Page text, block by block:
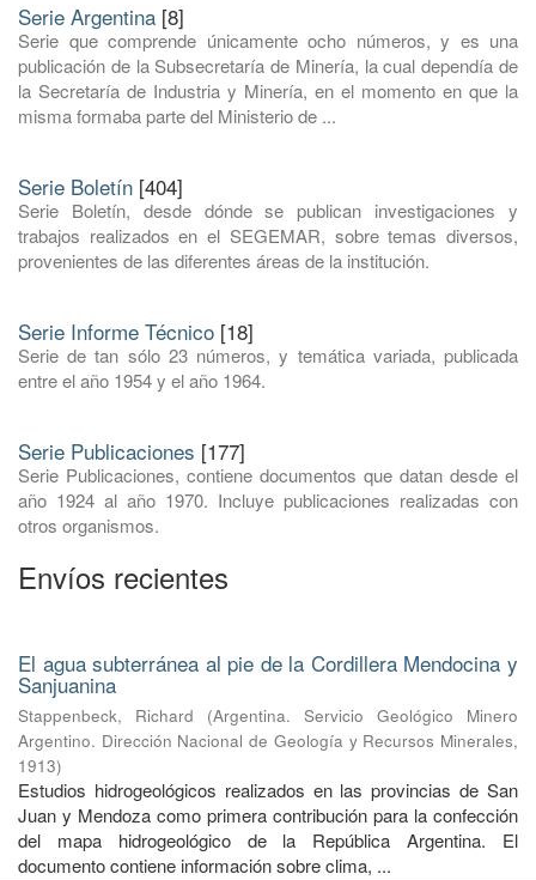
Serie Argentina [8]
Serie que comprende únicamente ocho números, y es una
publicación de la Subsecretaría de Minería, la cual dependía de
la Secretaría de Industria y Minería, en el momento en que la
misma formaba parte del Ministerio de ...
Serie Boletín [404]
Serie Boletín, desde dónde se publican investigaciones y
trabajos realizados en el SEGEMAR, sobre temas diversos,
provenientes de las diferentes áreas de la institución.
Serie Informe Técnico [18]
Serie de tan sólo 23 números, y temática variada, publicada
entre el año 1954 y el año 1964.
Serie Publicaciones [177]
Serie Publicaciones, contiene documentos que datan desde el
año 1924 al año 1970. Incluye publicaciones realizadas con
otros organismos.
Envíos recientes
El agua subterránea al pie de la Cordillera Mendocina y
Sanjuanina
Stappenbeck, Richard (Argentina. Servicio Geológico Minero
Argentino. Dirección Nacional de Geología y Recursos Minerales,
1913)
Estudios hidrogeológicos realizados en las provincias de San
Juan y Mendoza como primera contribución para la confección
del mapa hidrogeológico de la República Argentina. El
documento contiene información sobre clima, ...